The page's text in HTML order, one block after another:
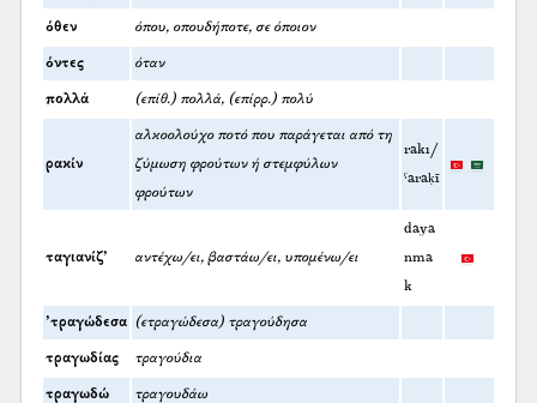
όθεν όπου, οπουδήποτε, σε όποιον
όντες όταν
πολλά (επίθ.) πολλά, (επίρρ.) πολύ
ρακίν
αλκοολούχο ποτό που παράγεται από τη
ζύμωση φρούτων ή στεμφύλων
φρούτων
rakı/
ˁaraḳī
ταγιανίζ’ αντέχω/ει, βαστάω/ει, υπομένω/ει
daya
nma
k
’τραγώδεσα (ετραγώδεσα) τραγούδησα
τραγωδίας τραγούδια
τραγωδώ τραγουδάω